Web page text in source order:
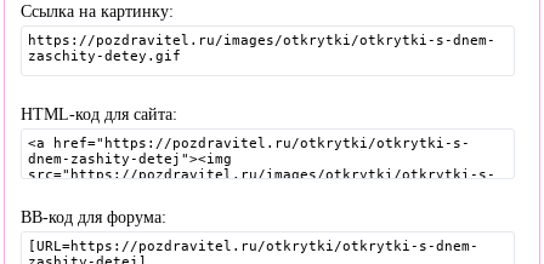
Ссылка на картинку:
HTML-код для сайта:
BB-код для форума: